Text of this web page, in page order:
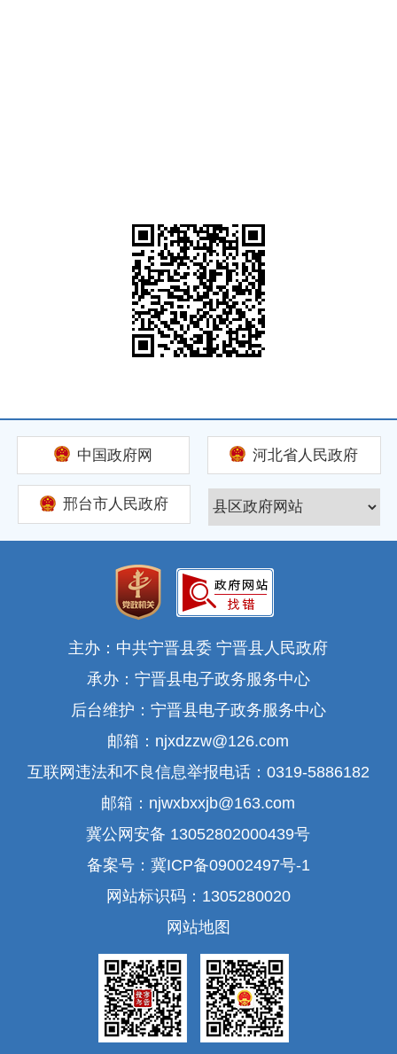
中国政府网 河北省人民政府
邢台市人民政府
主办：中共宁晋县委 宁晋县人民政府
承办：宁晋县电子政务服务中心
后台维护：宁晋县电子政务服务中心
邮箱：njxdzzw@126.com
互联网违法和不良信息举报电话：0319-5886182
邮箱：njwxbxxjb@163.com
冀公网安备 13052802000439号
备案号：冀ICP备09002497号-1
网站标识码：1305280020
网站地图